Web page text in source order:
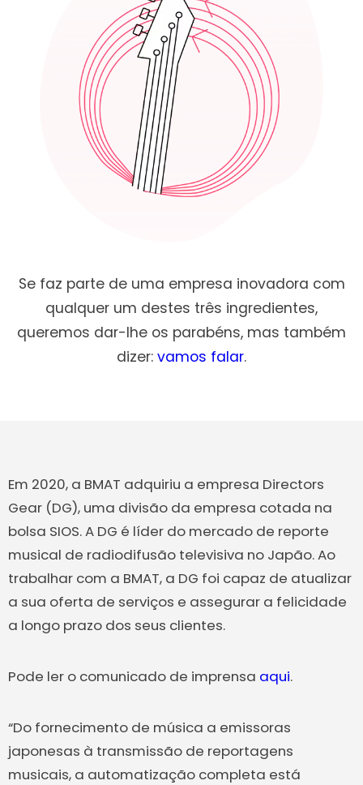
Se faz parte de uma empresa inovadora com
qualquer um destes três ingredientes,
queremos dar-lhe os parabéns, mas também
dizer: vamos falar.
Em 2020, a BMAT adquiriu a empresa Directors
Gear (DG), uma divisão da empresa cotada na
bolsa SIOS. A DG é líder do mercado de reporte
musical de radiodifusão televisiva no Japão. Ao
trabalhar com a BMAT, a DG foi capaz de atualizar
a sua oferta de serviços e assegurar a felicidade
a longo prazo dos seus clientes.
Pode ler o comunicado de imprensa aqui.
“Do fornecimento de música a emissoras
japonesas à transmissão de reportagens
musicais, a automatização completa está